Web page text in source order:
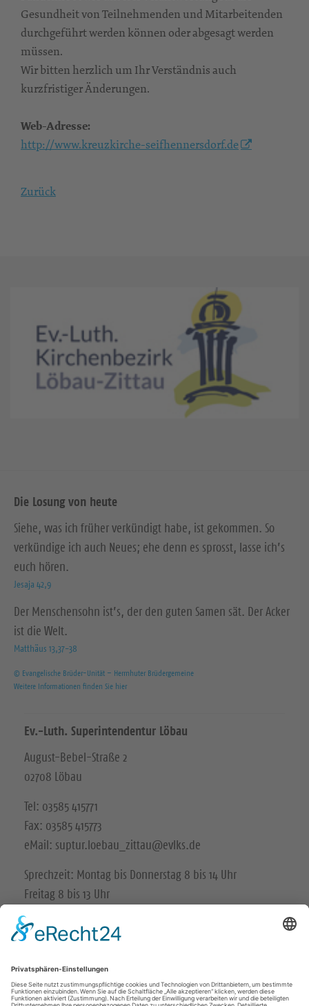
Gesundheit von Teilnehmenden und Mitarbeitenden
durchgeführt werden können oder abgesagt werden
müssen.
Wir bitten herzlich um Ihr Verständnis auch
kurzfristiger Änderungen.
Web-Adresse:
http://www.kreuzkirche-seifhennersdorf.de
Zurück
Die Losung von heute
Siehe, was ich früher verkündigt habe, ist gekommen. So
verkündige ich auch Neues; ehe denn es sprosst, lasse ich’s
euch hören.
Jesaja 42,9
Der Menschensohn ist’s, der den guten Samen sät. Der Acker
ist die Welt.
Matthäus 13,37-38
© Evangelische Brüder-Unität – Herrnhuter Brüdergemeine
Weitere Informationen finden Sie hier
Ev.-Luth. Superintendentur Löbau
August-Bebel-Straße 2
02708 Löbau
Tel: 03585 415771
Fax: 03585 415773
eMail: suptur.loebau_zittau@evlks.de
Sprechzeit: Montag bis Donnerstag 8 bis 14 Uhr
Freitag 8 bis 13 Uhr